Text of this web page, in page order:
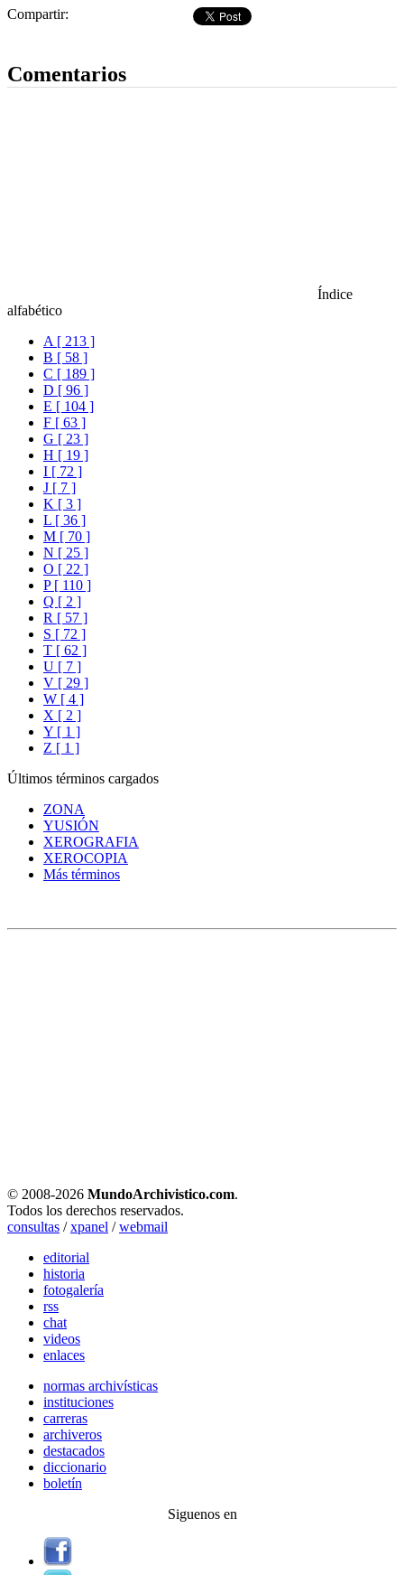
Compartir:
Comentarios
Índice
alfabético
A [ 213 ]
B [ 58 ]
C [ 189 ]
D [ 96 ]
E [ 104 ]
F [ 63 ]
G [ 23 ]
H [ 19 ]
I [ 72 ]
J [ 7 ]
K [ 3 ]
L [ 36 ]
M [ 70 ]
N [ 25 ]
O [ 22 ]
P [ 110 ]
Q [ 2 ]
R [ 57 ]
S [ 72 ]
T [ 62 ]
U [ 7 ]
V [ 29 ]
W [ 4 ]
X [ 2 ]
Y [ 1 ]
Z [ 1 ]
Últimos términos cargados
ZONA
YUSIÓN
XEROGRAFIA
XEROCOPIA
Más términos
© 2008-2026 MundoArchivistico.com.
Todos los derechos reservados.
consultas /xpanel /webmail
editorial
historia
fotogalería
rss
chat
videos
enlaces
normas archivísticas
instituciones
carreras
archiveros
destacados
diccionario
boletín
Siguenos en